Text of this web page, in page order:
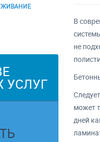
УСЛУГ
В
не
может
дней